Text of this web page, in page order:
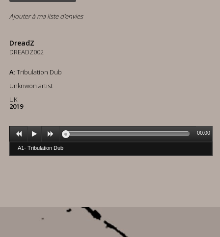
Ajouter à ma liste d'envies
DreadZ
DREADZ002
A: Tribulation Dub
Unknwon artist
UK
2019
A1- Tribulation Dub
00:00